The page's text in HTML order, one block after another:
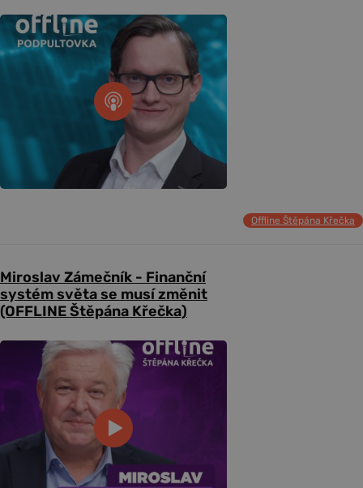
Offline Štěpána Křečka
Miroslav Zámečník - Finanční
systém světa se musí změnit
(OFFLINE Štěpána Křečka)